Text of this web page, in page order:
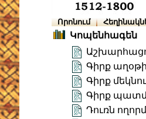
Որոնում
Կոպենհագեն
Գիրք
Գիրք
Գիրք
Դուռն